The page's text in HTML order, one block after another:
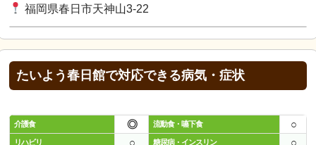
福岡県春日市天神山3-22
たいよう春日館で対応できる病気・症状
介護食 ◎ 流動食・嚥下食 ○
リハビリ ○ 糖尿病・インスリン ○